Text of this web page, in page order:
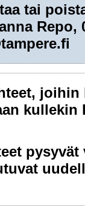
tai
Repo,